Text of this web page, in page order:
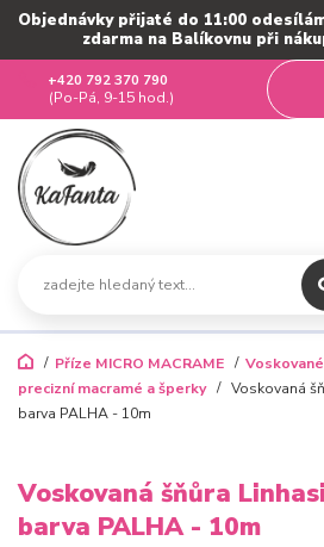
Objednávky přijaté do 11:00
zdarma na Balíkovnu při
+420 792 370 790
(Po-Pá, 9-15 hod.)
Příze MICRO MACRAME
precizní macramé a šperky
Voskovaná
barva PALHA - 10m
Voskovaná šňůra
barva PALHA - 10m